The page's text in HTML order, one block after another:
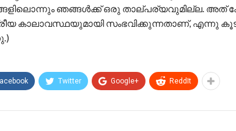
ഞങ്ങള്‍ക്ക് ഒരു താല്പര്യവുമില്ല. അത്
കാലാവസ്ഥയുമായി സംഭവിക്കുന്നതാണ്, എന്നു
Twitter Google+ ReddIt